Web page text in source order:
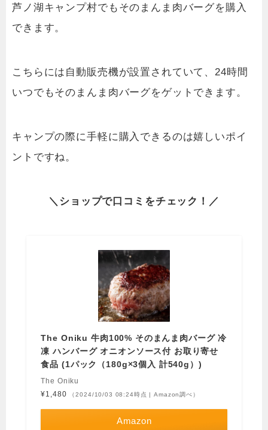
芦ノ湖キャンプ村でもそのまんま肉バーグを購入
できます。
こちらには自動販売機が設置されていて、24時間
いつでもそのまんま肉バーグをゲットできます。
キャンプの際に手軽に購入できるのは嬉しいポイ
ントですね。
＼ ショップで口コミをチェック！／
The Oniku 牛肉100% そのまんま肉バーグ 冷
凍 ハンバーグ オニオンソース付 お取り寄せ
食品 (1パック（180g×3個入 計540g）)
The Oniku
¥1,480
（2024/10/03 08:24時点 | Amazon調べ）
Amazon